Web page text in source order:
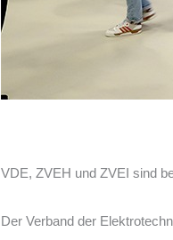
VDE, ZVEH und ZVEI sind
Der Verband der